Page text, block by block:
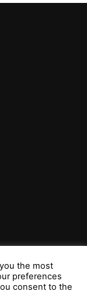
the most
preferences
consent to the